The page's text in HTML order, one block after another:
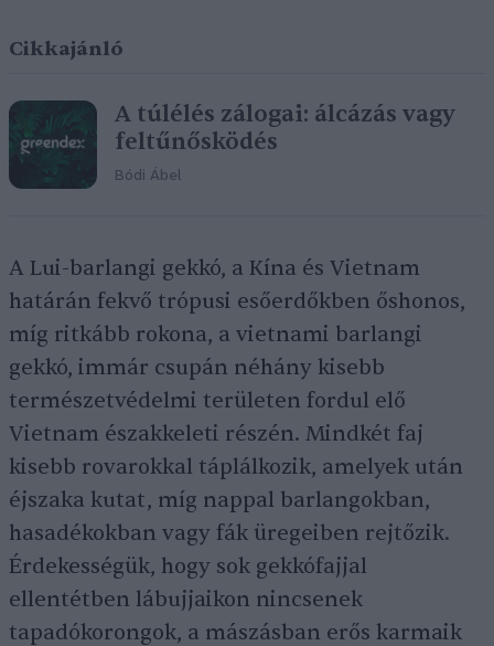
Cikkajánló
A túlélés zálogai: álcázás vagy
feltűnősködés
Bódi Ábel
A Lui-barlangi gekkó, a Kína és Vietnam
határán fekvő trópusi esőerdőkben őshonos,
míg ritkább rokona, a vietnami barlangi
gekkó, immár csupán néhány kisebb
természetvédelmi területen fordul elő
Vietnam északkeleti részén. Mindkét faj
kisebb rovarokkal táplálkozik, amelyek után
éjszaka kutat, míg nappal barlangokban,
hasadékokban vagy fák üregeiben rejtőzik.
Érdekességük, hogy sok gekkófajjal
ellentétben lábujjaikon nincsenek
tapadókorongok, a mászásban erős karmaik